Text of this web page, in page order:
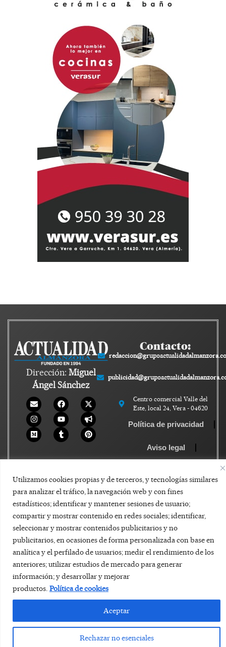
Utilizamos cookies propias y de terceros, y tecnologías similares
para analizar el tráfico, la navegación web y con fines
estadísticos; identificar y mantener sesiones de usuario;
compartir y mostrar contenido en redes sociales; identificar,
seleccionar y mostrar contenidos publicitarios y no
publicitarios, en ocasiones de forma personalizada con base en
analítica y el perfilado de usuarios; medir el rendimiento de los
anteriores; utilizar estudios de mercado para generar
información; y desarrollar y mejorar
productos. Política de cookies
Rechazar no esenciales
Aceptar
Dirección: Miguel
Ángel Sánchez
Contacto:
Centro comercial Valle del
Este, local 24, Vera - 04620
Política de privacidad
Aviso legal